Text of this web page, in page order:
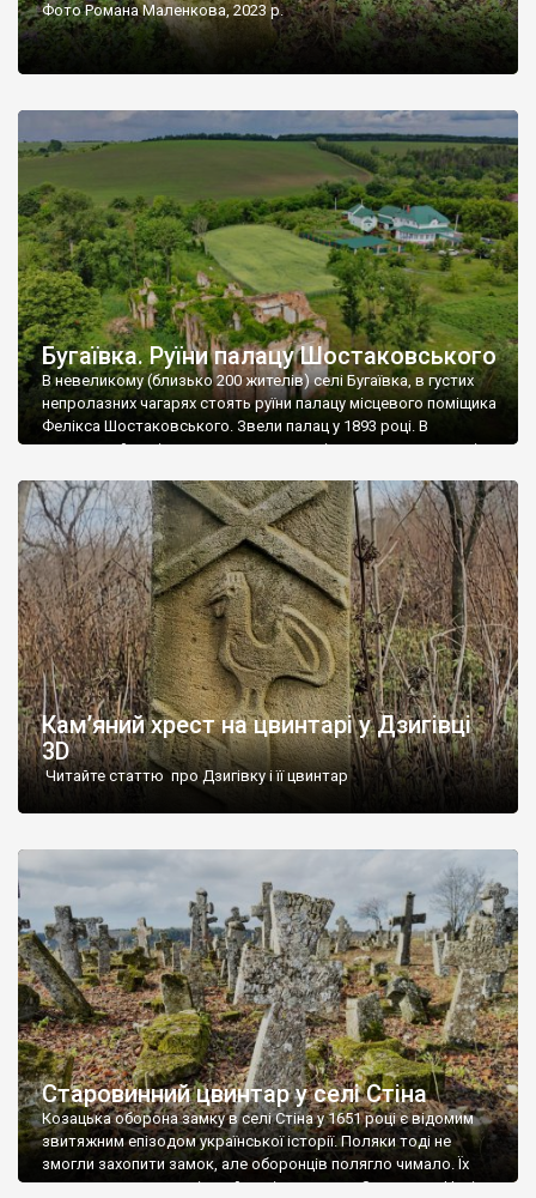
Фото Романа Маленкова, 2023 р.
Бугаївка. Руїни палацу Шостаковського
В невеликому (близько 200 жителів) селі Бугаївка, в густих
непролазних чагарях стоять руїни палацу місцевого поміщика
Фелікса Шостаковського. Звели палац у 1893 році. В
радянський період у ньому спочатку містилася школа, потім
століття тут розмістили туберкульозну лікарню. Коли із
палацу виїхала лікарня – ми точно не […]
Кам’яний хрест на цвинтарі у Дзигівці
3D
Читайте статтю про Дзигівку і її цвинтар
Старовинний цвинтар у селі Стіна
Козацька оборона замку в селі Стіна у 1651 році є відомим
звитяжним епізодом української історії. Поляки тоді не
змогли захопити замок, але оборонців полягло чимало. Їх
поховали на цвинтарі, який тоді називався Замковим. Нині на